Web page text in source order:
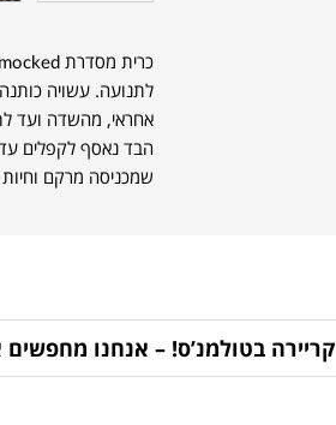
כרית מסדרת Falda Smocked של המותג הדני
לתנועה. עשויה
אחראי, מהשדה ועד
הבד נאסף לקפלים
שמכניסה מרקם
קריירה בטולמנ’ס! – אנחנו